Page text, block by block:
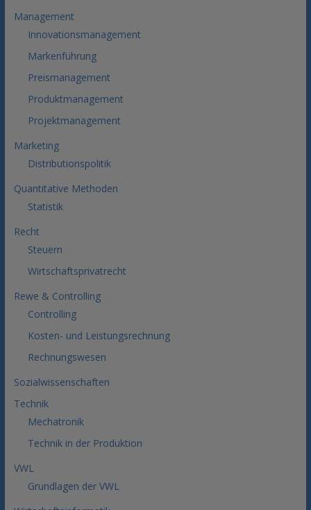
Management
Innovationsmanagement
Markenführung
Preismanagement
Produktmanagement
Projektmanagement
Marketing
Distributionspolitik
Quantitative Methoden
Statistik
Recht
Steuern
Wirtschaftsprivatrecht
Rewe & Controlling
Controlling
Kosten- und Leistungsrechnung
Rechnungswesen
Sozialwissenschaften
Technik
Mechatronik
Technik in der Produktion
VWL
Grundlagen der VWL